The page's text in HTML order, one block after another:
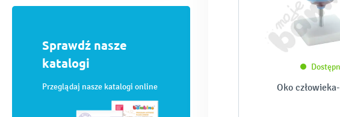
Sprawdź nasze
katalogi
Przeglądaj nasze katalogi online Oko